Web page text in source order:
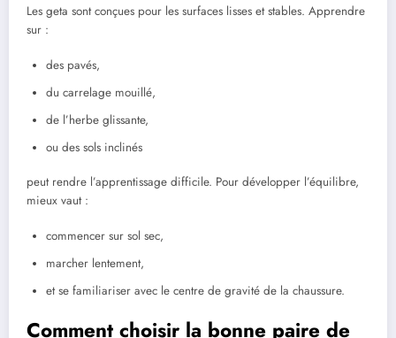
Les geta sont conçues pour les surfaces lisses et stables. Apprendre
sur :
des pavés,
du carrelage mouillé,
de l’herbe glissante,
ou des sols inclinés
peut rendre l’apprentissage difficile. Pour développer l’équilibre,
mieux vaut :
commencer sur sol sec,
marcher lentement,
et se familiariser avec le centre de gravité de la chaussure.
Comment choisir la bonne paire de